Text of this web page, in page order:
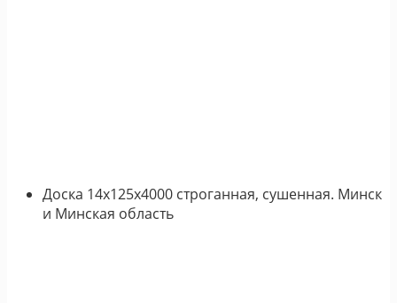
Доска 14х125х4000 строганная, сушенная. Минск
и Минская область